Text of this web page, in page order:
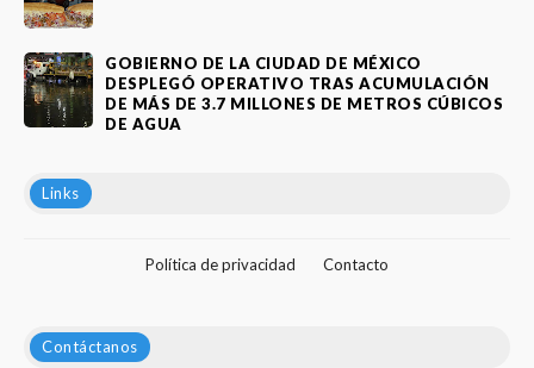
GOBIERNO DE LA CIUDAD DE MÉXICO
DESPLEGÓ OPERATIVO TRAS ACUMULACIÓN
DE MÁS DE 3.7 MILLONES DE METROS CÚBICOS
DE AGUA
Links
Política de privacidad Contacto
Contáctanos